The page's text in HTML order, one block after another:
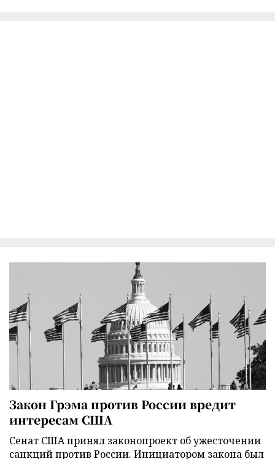
Закон Грэма против России вредит
интересам США
Сенат США принял законопроект об ужесточении
санкций против России. Инициатором закона был